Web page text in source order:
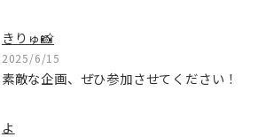
きりゅ📸
2025/6/15
素敵な企画、ぜひ参加させてください！
よ